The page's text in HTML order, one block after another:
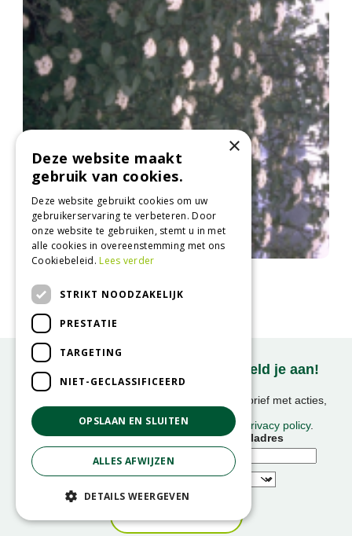
Viburnum lantana
Onze nieuwsbrief ontvangen? Meld je aan!
Ontvang ongeveer 1x per week onze nieuwsbrief met acties,
nieuws & activiteiten!
We slaan uw gegevens op conform onze
privacy policy.
Voornaam
E-mailadres
×
Deze website maakt
gebruik van cookies.
Deze website gebruikt cookies om uw
gebruikerservaring te verbeteren. Door
onze website te gebruiken, stemt u in met
alle cookies in overeenstemming met ons
Cookiebeleid.Lees verder
STRIKT NOODZAKELIJK
PRESTATIE
TARGETING
NIET-GECLASSIFICEERD
OPSLAAN EN SLUITEN
ALLES AFWIJZEN
DETAILS WEERGEVEN